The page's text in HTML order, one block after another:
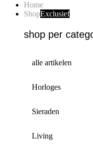
Home
ShopExclusief
shop per
alle artikelen
Horloges
Sieraden
Living